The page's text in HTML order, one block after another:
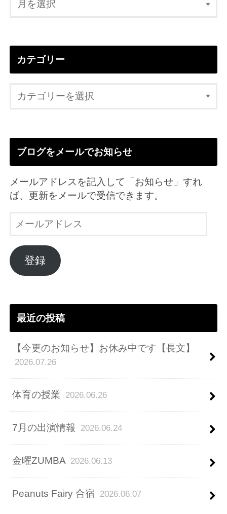
カテゴリー
ブログをメールでお知らせ
メールアドレスを記入して「お知らせ」すれ
ば、更新をメールで受信できます。
ル
ア
ド
登録
最近の投稿
【今更のお知らせ】お休み中です【長文】
2026.07.26
体育の授業 2026.06.26
7月の出演情報 2026.06.24
金曜ZUMBA 2026.06.13
Peanuts Fairy 合宿 2026.06.07